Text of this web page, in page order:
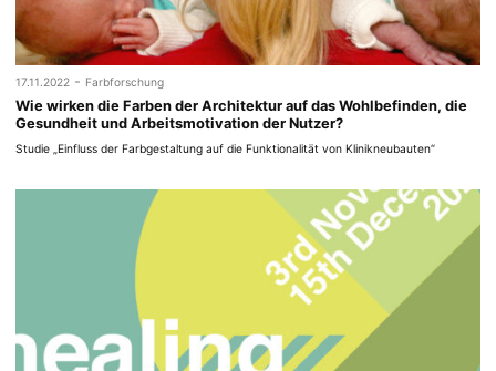
17.11.2022 - Farbforschung
Wie wirken die Farben der Architektur auf das Wohlbefinden, die
Gesundheit und Arbeitsmotivation der Nutzer?
Studie „Einfluss der Farbgestaltung auf die Funktionalität von Klinikneubauten“